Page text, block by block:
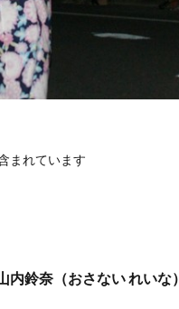
まれています
内鈴奈（おさない れいな）